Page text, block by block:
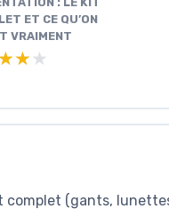
ET CE QU’ON
VRAIMENT
(gants,